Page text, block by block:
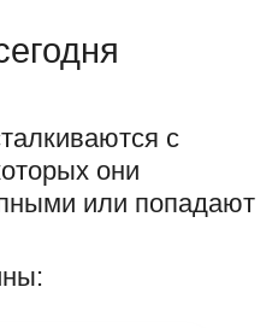
с
они
или попадают